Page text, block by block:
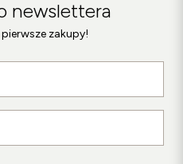
newslettera
zakupy!